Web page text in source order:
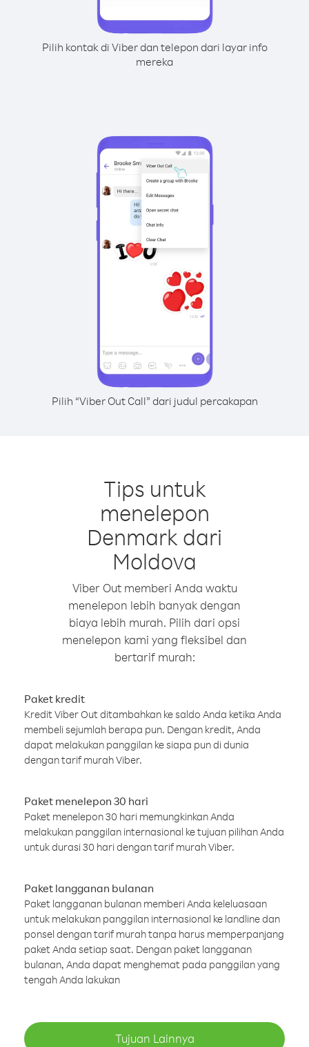
Pilih kontak di Viber dan telepon dari layar info
mereka
Pilih “Viber Out Call” dari judul percakapan
Tips untuk
menelepon
Denmark dari
Moldova
Viber Out memberi Anda waktu
menelepon lebih banyak dengan
biaya lebih murah. Pilih dari opsi
menelepon kami yang fleksibel dan
bertarif murah:
Paket kredit
Kredit Viber Out ditambahkan ke saldo Anda ketika Anda
membeli sejumlah berapa pun. Dengan kredit, Anda
dapat melakukan panggilan ke siapa pun di dunia
dengan tarif murah Viber.
Paket menelepon 30 hari
Paket menelepon 30 hari memungkinkan Anda
melakukan panggilan internasional ke tujuan pilihan Anda
untuk durasi 30 hari dengan tarif murah Viber.
Paket langganan bulanan
Paket langganan bulanan memberi Anda keleluasaan
untuk melakukan panggilan internasional ke landline dan
ponsel dengan tarif murah tanpa harus memperpanjang
paket Anda setiap saat. Dengan paket langganan
bulanan, Anda dapat menghemat pada panggilan yang
tengah Anda lakukan
Tujuan Lainnya